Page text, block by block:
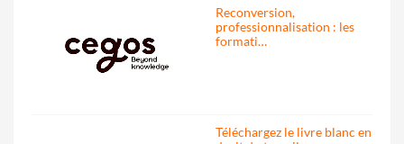
Reconversion,
professionnalisation : les
formati…
Téléchargez le livre blanc en